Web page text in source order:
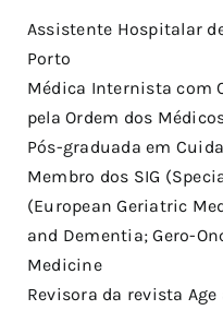
Assistente Hospitalar
Porto
Médica Internista com
pela Ordem dos
Pós-graduada em
Membro dos SIG
(European Geriatric
and Dementia; Gero-
Medicine
Revisora da revista